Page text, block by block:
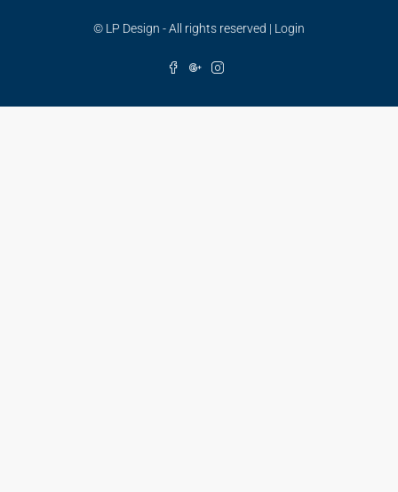
© LP Design - All rights reserved | Login